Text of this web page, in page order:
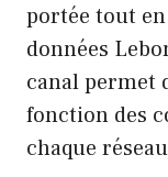
portée tout
données
canal permet
fonction des
chaque